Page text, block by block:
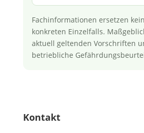
Fachinformationen ersetzen
konkreten Einzelfalls.
aktuell geltenden Vorschriften
betriebliche
Kontakt